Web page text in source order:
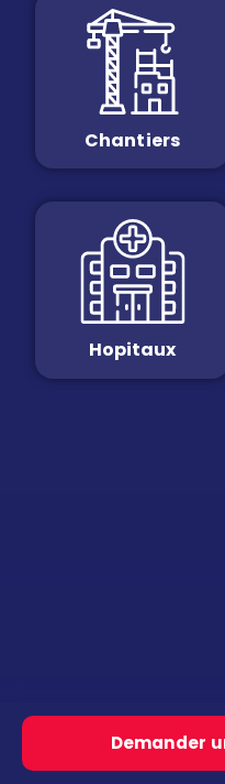
Chantiers
Hopitaux
Demander